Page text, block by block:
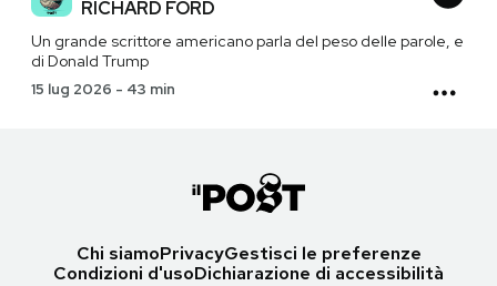
RICHARD FORD
Un grande scrittore americano parla del peso delle parole, e
di Donald Trump
15 lug 2026 - 43 min
Chi siamoPrivacyGestisci le preferenze
Condizioni d'usoDichiarazione di accessibilità